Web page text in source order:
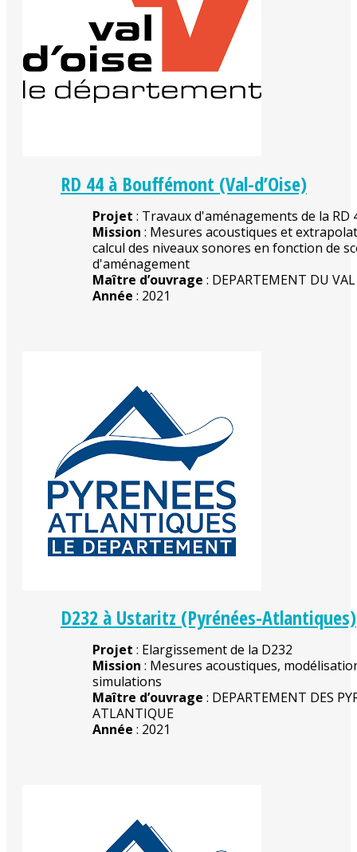
RD 44 à Bouffémont (Val-d’Oise)
Projet : Travaux d'aménagements de la RD
Mission : Mesures acoustiques et
calcul des niveaux sonores en fonction de
d'aménagement
Maître d’ouvrage : DEPARTEMENT DU
Année : 2021
D232 à Ustaritz (Pyrénées-Atlantiques)
Projet : Elargissement de la D232
Mission : Mesures acoustiques,
simulations
Maître d’ouvrage : DEPARTEMENT DES
ATLANTIQUE
Année : 2021